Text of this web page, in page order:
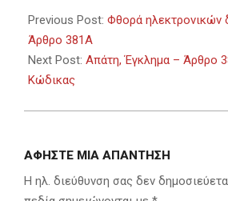
03-
13
Previous Post: Φθορά ηλεκτρονικών
Άρθρο 381Α
Next Post: Απάτη, Έγκλημα – Άρθρο
Κώδικας
ΑΦΉΣΤΕ ΜΙΑ ΑΠΆΝΤΗΣΗ
Η ηλ. διεύθυνση σας δεν